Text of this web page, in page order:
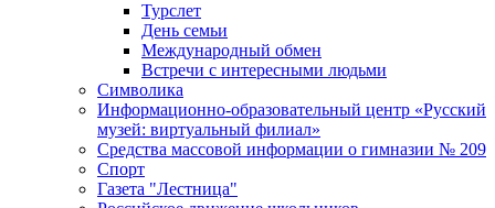
Турслет
День семьи
Международный обмен
Встречи с интересными людьми
Символика
Информационно-образовательный центр «Русский
музей: виртуальный филиал»
Средства массовой информации о гимназии № 209
Спорт
Газета "Лестница"